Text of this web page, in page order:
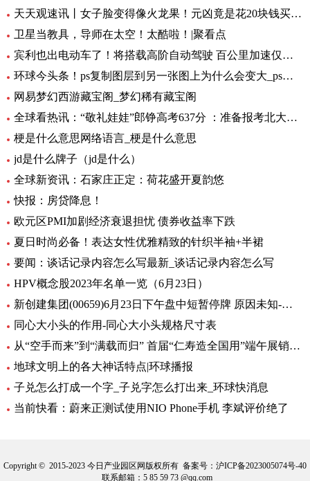
天天观速讯丨女子脸变得像火龙果！元凶竟是花20块钱买的……
卫星当教具，导师在太空！太酷啦！|聚看点
宾利也出电动车了！将搭载高阶自动驾驶 百公里加速仅需1.5秒 全球要闻
环球今头条！ps复制图层到另一张图上为什么会变大_ps复制图层到另一张图
网易梦幻西游藏宝阁_梦幻稀有藏宝阁
全球看热讯：“敬礼娃娃”郎铮高考637分 ：准备报考北大，未来做公务员为人民服务
梗是什么意思网络语言_梗是什么意思
jd是什么牌子（jd是什么）
全球新资讯：石家庄正定：荷花盛开夏韵悠
快报：房贷降息！
欧元区PMI加剧经济衰退担忧 债券收益率下跌
夏日时尚必备！表达女性优雅精致的针织半袖+半裙
要闻：谈话记录内容怎么写最新_谈话记录内容怎么写
HPV概念股2023年名单一览（6月23日）
新创建集团(00659)6月23日下午盘中短暂停牌 原因未知-环球热闻
同心大小头的作用-同心大小头规格尺寸表
从“空手而来”到“满载而归” 首届“仁寿造全国用”端午展销会开幕_全球观天下
地球文明上的各大神话特点|环球播报
子兑怎么打成一个字_子兑字怎么打出来_环球快消息
当前快看：蔚来正测试使用NIO Phone手机 李斌评价绝了
Copyright © 2015-2023 今日产业园区网版权所有 备案号： 沪ICP备2023005074号-40
联系邮箱：5 85 59 73 @qq.com